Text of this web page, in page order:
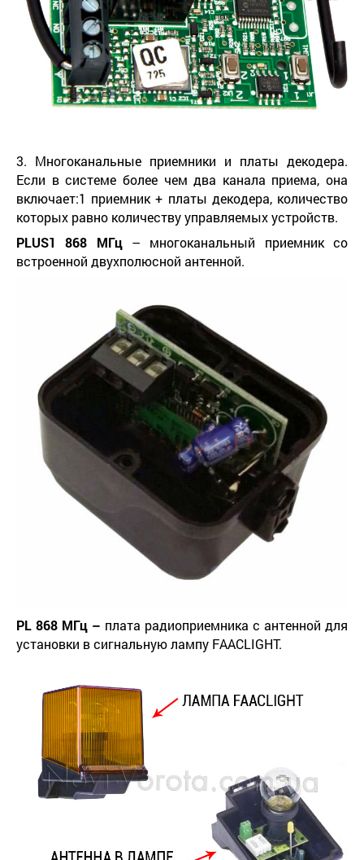
3. Многоканальные приемники и платы декодера.
Если в системе более чем два канала приема, она
включает:1 приемник + платы декодера, количество
которых равно количеству управляемых устройств.
PLUS1 868 МГц– многоканальный приемник со
встроенной двухполюсной антенной.
PL 868 МГц – плата радиоприемника с антенной для
установки в сигнальную лампу FAACLIGHT.